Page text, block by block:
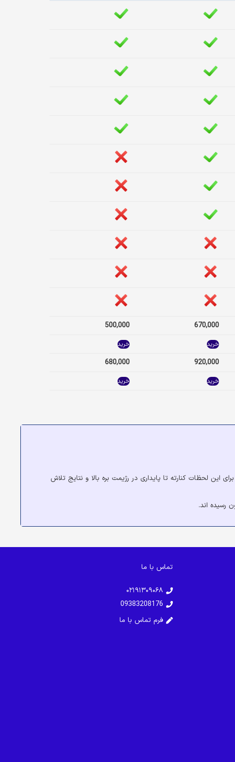
670,000
500,000
خرید خرید
920,000
680,000
خرید خرید
لحظات کنارته تا پایداری در رژیمت بره بالا و نتایج تلاش
رسیده اند.
تماس با ما
۰۲۱۹۱۳۰۹۰۶۸
09383208176
فرم تماس با ما